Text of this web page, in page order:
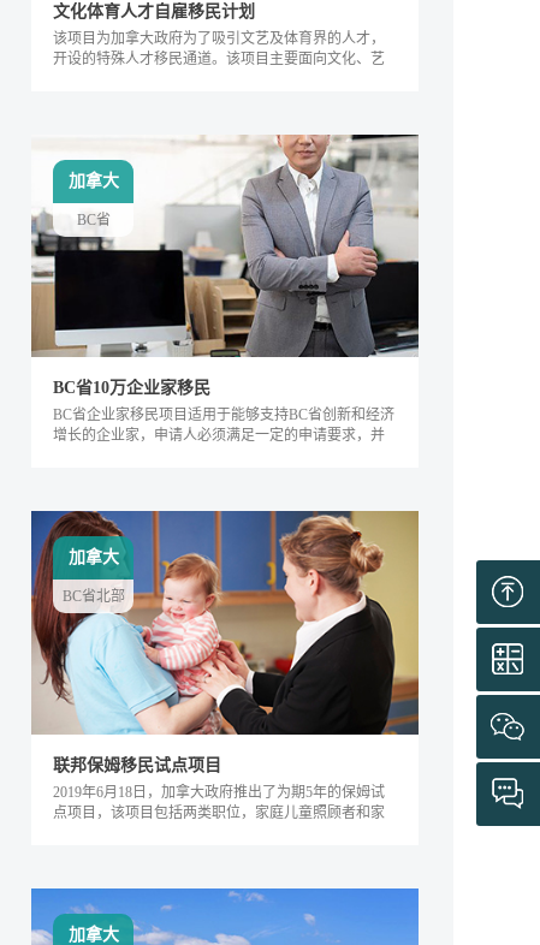
文化体育人才自雇移民计划
该项目为加拿大政府为了吸引文艺及体育界的人才，
开设的特殊人才移民通道。该项目主要面向文化、艺
成为特殊类人才的热门移民项目。
BC省10万企业家移民
BC省企业家移民项目适用于能够支持BC省创新和经济
增长的企业家，申请人必须满足一定的申请要求，并
加拿大
BC省
联邦保姆移民试点项目
2019年6月18日，加拿大政府推出了为期5年的保姆试
点项目，该项目包括两类职位，家庭儿童照顾者和家
加拿大
BC省北部
加拿大